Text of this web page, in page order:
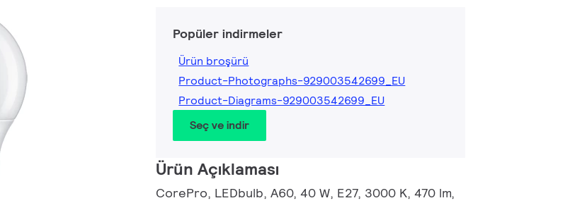
Popüler indirmeler
Ürün broşürü
Product-Photographs-929003542699_EU
Product-Diagrams-929003542699_EU
Seç ve indir
Ürün Açıklaması
CorePro, LEDbulb, A60, 40 W, E27, 3000 K, 470 lm,